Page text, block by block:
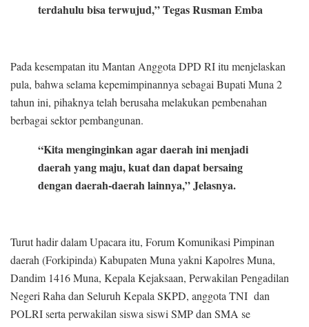
terdahulu bisa terwujud,” Tegas Rusman Emba
Pada kesempatan itu Mantan Anggota DPD RI itu menjelaskan
pula, bahwa selama kepemimpinannya sebagai Bupati Muna 2
tahun ini, pihaknya telah berusaha melakukan pembenahan
berbagai sektor pembangunan.
“Kita menginginkan agar daerah ini menjadi
daerah yang maju, kuat dan dapat bersaing
dengan daerah-daerah lainnya,” Jelasnya.
Turut hadir dalam Upacara itu, Forum Komunikasi Pimpinan
daerah (Forkipinda) Kabupaten Muna yakni Kapolres Muna,
Dandim 1416 Muna, Kepala Kejaksaan, Perwakilan Pengadilan
Negeri Raha dan Seluruh Kepala SKPD, anggota TNI dan
POLRI serta perwakilan siswa siswi SMP dan SMA se